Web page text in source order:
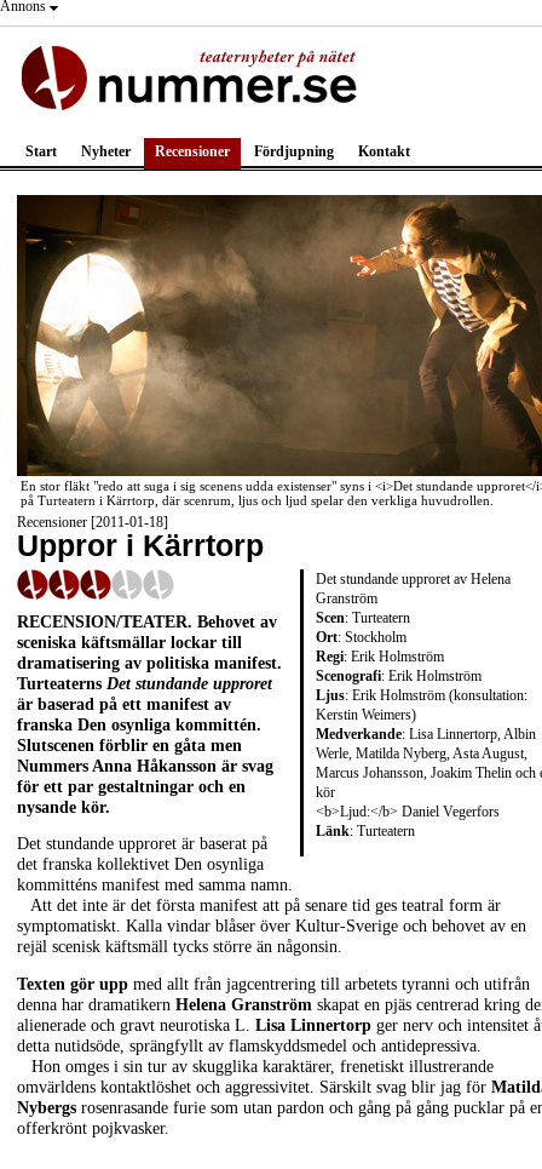
Annons
Start Nyheter Recensioner Fördjupning Kontakt
En stor fläkt "redo att suga i sig scenens udda existenser" syns i <i>Det stundande upproret</
på Turteatern i Kärrtorp, där scenrum, ljus och ljud spelar den verkliga huvudrollen.
Recensioner [2011-01-18]
Uppror i Kärrtorp
Det stundande upproret av Helena
Granström
Scen: Turteatern
Ort: Stockholm
Regi: Erik Holmström
Scenografi: Erik Holmström
Ljus: Erik Holmström (konsultation:
Kerstin Weimers)
Medverkande: Lisa Linnertorp, Albin
Werle, Matilda Nyberg, Asta August,
Marcus Johansson, Joakim Thelin och
kör
<b>Ljud:</b> Daniel Vegerfors
Länk: Turteatern
RECENSION/TEATER. Behovet av
sceniska käftsmällar lockar till
dramatisering av politiska manifest.
Turteaterns Det stundande upproret
är baserad på ett manifest av
franska Den osynliga kommittén.
Slutscenen förblir en gåta men
Nummers Anna Håkansson är svag
för ett par gestaltningar och en
nysande kör.
Det stundande upproret är baserat på
det franska kollektivet Den osynliga
kommitténs manifest med samma namn.
Att det inte är det första manifest att på senare tid ges teatral form är
symptomatiskt. Kalla vindar blåser över Kultur-Sverige och behovet av en
rejäl scenisk käftsmäll tycks större än någonsin.
Texten gör upp med allt från jagcentrering till arbetets tyranni och utifrån
denna har dramatikern Helena Granström skapat en pjäs centrerad kring
alienerade och gravt neurotiska L. Lisa Linnertorp ger nerv och intensitet
detta nutidsöde, sprängfyllt av flamskyddsmedel och antidepressiva.
Hon omges i sin tur av skugglika karaktärer, frenetiskt illustrerande
omvärldens kontaktlöshet och aggressivitet. Särskilt svag blir jag för
Nybergs rosenrasande furie som utan pardon och gång på gång pucklar på
offerkrönt pojkvasker.